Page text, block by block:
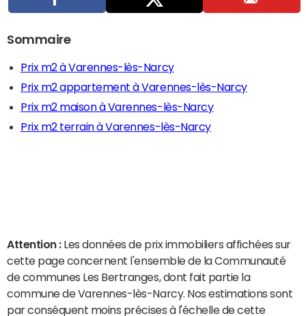
Sommaire
Prix m2 à Varennes-lès-Narcy
Prix m2 appartement à Varennes-lès-Narcy
Prix m2 maison à Varennes-lès-Narcy
Prix m2 terrain à Varennes-lès-Narcy
Attention : Les données de prix immobiliers affichées sur
cette page concernent l'ensemble de la Communauté
de communes Les Bertranges, dont fait partie la
commune de Varennes-lès-Narcy. Nos estimations sont
par conséquent moins précises à l'échelle de cette